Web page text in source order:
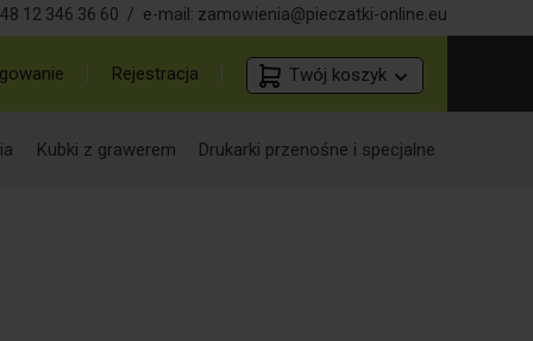
12 346 36 60 / e-mail: zamowienia@pieczatki-online.eu
Rejestracja Twój koszyk
Kubki z grawerem Drukarki przenośne i specjalne